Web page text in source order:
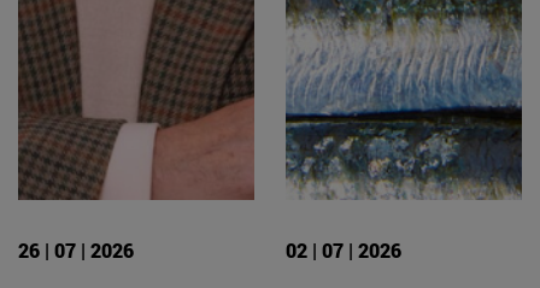
26 | 07 | 2026 02 | 07 | 2026